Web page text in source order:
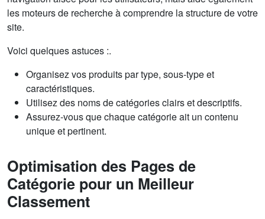
les moteurs de recherche à comprendre la structure de votre
site.
Voici quelques astuces :.
Organisez vos produits par type, sous-type et
caractéristiques.
Utilisez des noms de catégories clairs et descriptifs.
Assurez-vous que chaque catégorie ait un contenu
unique et pertinent.
Optimisation des Pages de
Catégorie pour un Meilleur
Classement